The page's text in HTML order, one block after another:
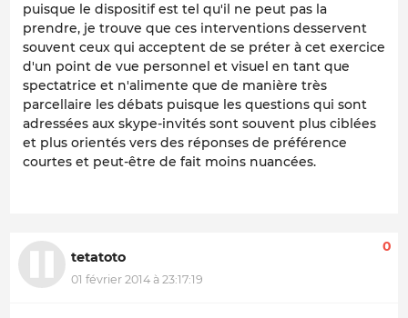
puisque le dispositif est tel qu'il ne peut pas la
prendre, je trouve que ces interventions desservent
souvent ceux qui acceptent de se préter à cet exercice
d'un point de vue personnel et visuel en tant que
spectatrice et n'alimente que de manière très
parcellaire les débats puisque les questions qui sont
adressées aux skype-invités sont souvent plus ciblées
et plus orientés vers des réponses de préférence
courtes et peut-être de fait moins nuancées.
tetatoto
01 février 2014 à 23:17:19
0